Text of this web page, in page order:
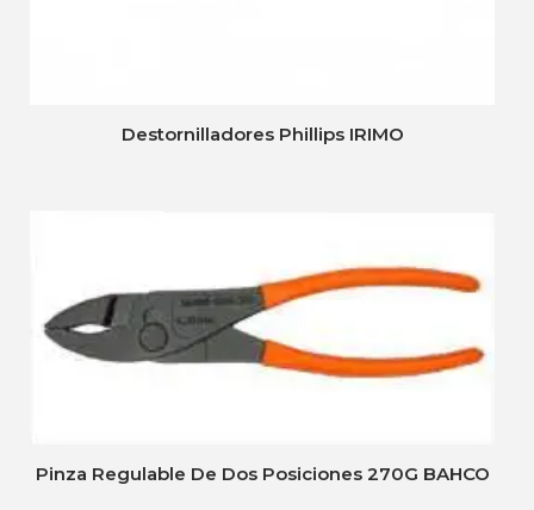
Destornilladores Phillips IRIMO
Pinza Regulable De Dos Posiciones 270G BAHCO